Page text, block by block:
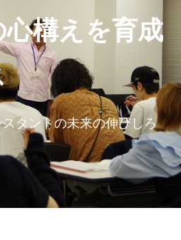
構えを育成
タントの未来の伸びしろ